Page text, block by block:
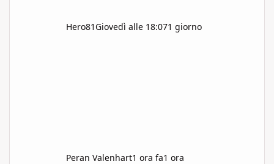
Hero81 Giovedì alle 18:071 giorno
Peran Valenhart1 ora fa1 ora